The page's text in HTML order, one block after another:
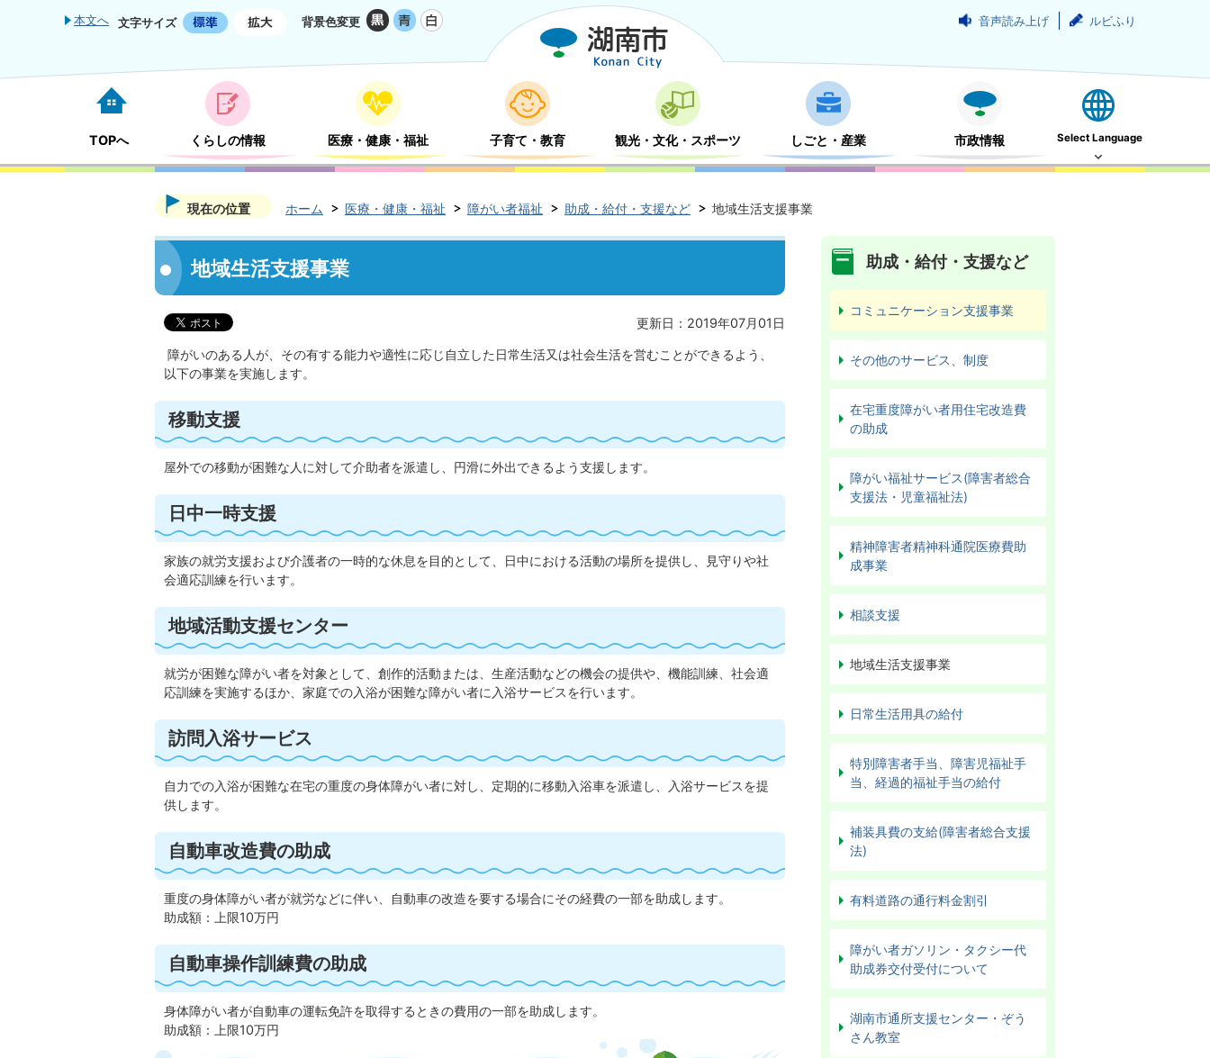
本文へ 文字サイズ 背景色変更 音声読み上げ ルビふり
TOPへ くらしの情報 医療・健康・福祉 子育て・教育 観光・文化・スポーツ しごと・産業 市政情報 Select Language
現在の位置 ホーム 医療・健康・福祉 障がい者福祉 助成・給付・支援など 地域生活支援事業
地域生活支援事業
更新日：2019年07月01日
障がいのある人が、その有する能力や適性に応じ自立した日常生活又は社会生活を営むことができるよう、
以下の事業を実施します。
移動支援
屋外での移動が困難な人に対して介助者を派遣し、円滑に外出できるよう支援します。
日中一時支援
家族の就労支援および介護者の一時的な休息を目的として、日中における活動の場所を提供し、見守りや社
会適応訓練を行います。
地域活動支援センター
就労が困難な障がい者を対象として、創作的活動または、生産活動などの機会の提供や、機能訓練、社会適
応訓練を実施するほか、家庭での入浴が困難な障がい者に入浴サービスを行います。
訪問入浴サービス
自力での入浴が困難な在宅の重度の身体障がい者に対し、定期的に移動入浴車を派遣し、入浴サービスを提
供します。
自動車改造費の助成
重度の身体障がい者が就労などに伴い、自動車の改造を要する場合にその経費の一部を助成します。
助成額：上限10万円
自動車操作訓練費の助成
身体障がい者が自動車の運転免許を取得するときの費用の一部を助成します。
助成額：上限10万円
助成・給付・支援など
コミュニケーション支援事業
その他のサービス、制度
在宅重度障がい者用住宅改造費
の助成
障がい福祉サービス(障害者総合
支援法・児童福祉法)
精神障害者精神科通院医療費助
成事業
相談支援
地域生活支援事業
日常生活用具の給付
特別障害者手当、障害児福祉手
当、経過的福祉手当の給付
補装具費の支給(障害者総合支援
法)
有料道路の通行料金割引
障がい者ガソリン・タクシー代
助成券交付受付について
湖南市通所支援センター・ぞう
さん教室